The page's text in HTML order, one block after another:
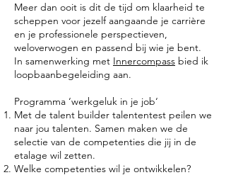
Meer dan ooit is dit de tijd om klaarheid te
scheppen voor jezelf aangaande je carrière
en je professionele perspectieven,
weloverwogen en passend bij wie je bent.
In samenwerking met Innercompass bied ik
loopbaanbegeleiding aan.
Programma ‘werkgeluk in je job‘
Met de talent builder talententest peilen we
naar jou talenten. Samen maken we de
selectie van de competenties die jij in de
etalage wil zetten.
Welke competenties wil je ontwikkelen?